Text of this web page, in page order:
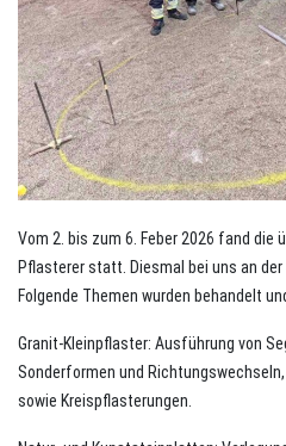
Vom 2. bis zum 6. Feber 2026 fand die
Pflasterer statt. Diesmal bei uns an
Folgende Themen wurden behandelt
Granit-Kleinpflaster: Ausführung von
Sonderformen und
sowie Kreispflasterungen.